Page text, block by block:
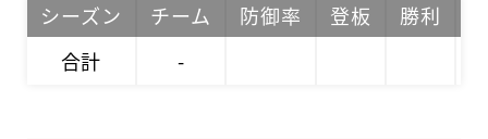
シーズン チーム 防御率 登板 勝利
合計
-